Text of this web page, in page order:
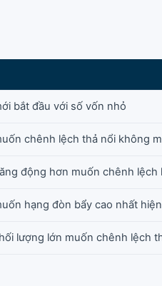
bắt đầu với số vốn nhỏ
chênh lệch thả nổi không
động hơn muốn chênh lệch
hạng đòn bẩy cao nhất
lượng lớn muốn chênh lệch